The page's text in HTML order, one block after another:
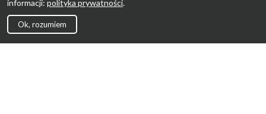
informacji: polityka prywatności.
Ok, rozumiem